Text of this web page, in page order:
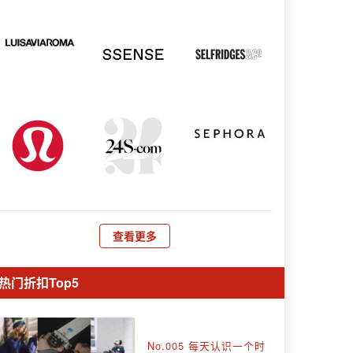
查看更多
门折扣Top5
No.005 每天认识一个时